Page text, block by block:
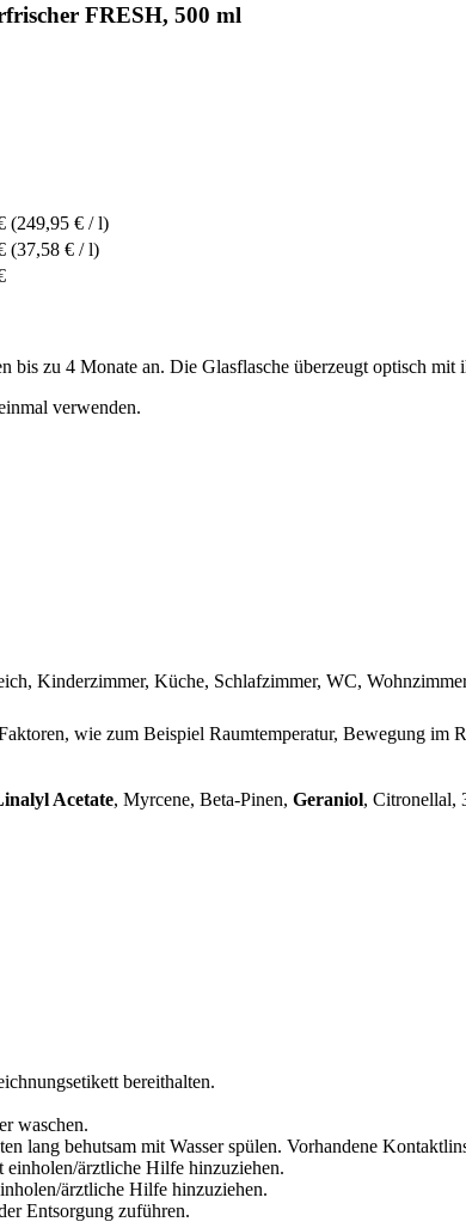
FRESH, 500 ml
(249,95 € / l)
(37,58 € / l)
zu 4 Monate an. Die Glasflasche überzeugt optisch mit
verwenden.
Kinderzimmer, Küche, Schlafzimmer, WC,
wie zum Beispiel Raumtemperatur, Bewegung im
Acetate, Myrcene, Beta-Pinen, Geraniol, Citronellal,
bereithalten.
waschen.
lang behutsam mit Wasser spülen. Vorhandene
ärztliche Hilfe hinzuziehen.
ärztliche Hilfe hinzuziehen.
Entsorgung zuführen.